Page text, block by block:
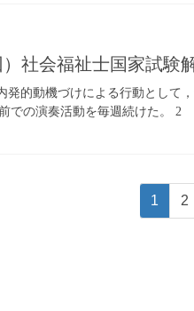
）社会福祉士国家試
発的動機づけによる行動とし
での演奏活動を毎週続けた。
固
定
1
固
定
2